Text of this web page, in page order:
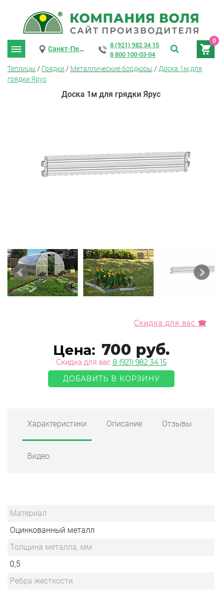
0
Санкт-Петербург
8 (921) 982 34 15
8 800 100-03-04
Теплицы / Грядки / Металлические бордюры / Доска 1м для
грядки Ярус
Доска 1м для грядки Ярус
Скидка для вас ☎
Цена: 700 руб.
Скидка для вас 8 (921) 982 34 15
ДОБАВИТЬ В КОРЗИНУ
Характеристики Описание Отзывы
Видео
Материал
Оцинкованный металл
Толщина металла, мм
0,5
Ребра жесткости